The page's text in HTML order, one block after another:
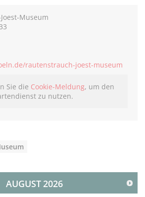
Museum
rautenstrauch-joest-museum
Sie die Cookie-Meldung, um den
zu nutzen.
AUGUST 2026